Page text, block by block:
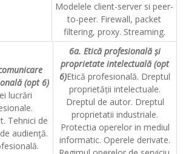
Modelele client-server si peer-
to-peer. Firewall, packet
filtering, proxy. Streaming.
(opt 6)
lucrări
Tehnici de
audienţă.
6a. Etică profesională și
proprietate intelectuală (opt
6)Etică profesională. Dreptul
proprietății intelectuale.
Dreptul de autor. Dreptul
proprietatii industriale.
Protectia operelor in mediul
informatic. Operele derivate.